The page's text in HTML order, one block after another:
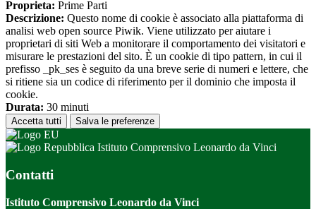
Proprieta: Prime Parti
Descrizione: Questo nome di cookie è associato alla piattaforma di
analisi web open source Piwik. Viene utilizzato per aiutare i
proprietari di siti Web a monitorare il comportamento dei visitatori e
misurare le prestazioni del sito. È un cookie di tipo pattern, in cui il
prefisso _pk_ses è seguito da una breve serie di numeri e lettere, che
si ritiene sia un codice di riferimento per il dominio che imposta il
cookie.
Durata: 30 minuti
Accetta tutti Salva le preferenze
Istituto Comprensivo Leonardo da Vinci
Contatti
Istituto Comprensivo Leonardo da Vinci